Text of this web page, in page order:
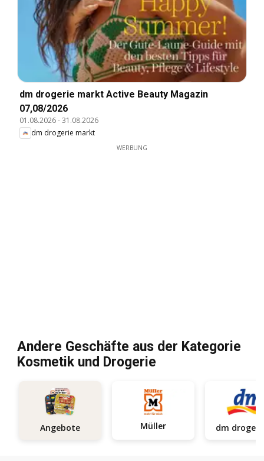
dm drogerie markt Active Beauty Magazin
07,08/2026
01.08.2026-31.08.2026
dm drogerie markt
WERBUNG
Andere Geschäfte aus der Kategorie
Kosmetik und Drogerie
Angebote Müller